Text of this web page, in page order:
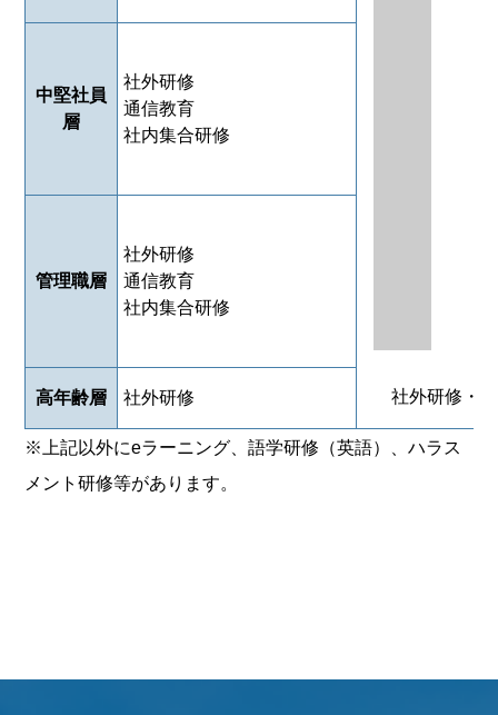
中堅社員
層
社外研修
通信教育
社内集合研修
管理職層
社外研修
通信教育
社内集合研修
高年齢層 社外研修 社外研修・
※上記以外にeラーニング、語学研修（英語）、ハラス
メント研修等があります。